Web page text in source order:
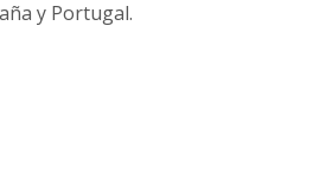
y Portugal.